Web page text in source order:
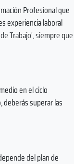
Profesional que
experiencia laboral
Trabajo', siempre que
en el ciclo
superar las
del plan de